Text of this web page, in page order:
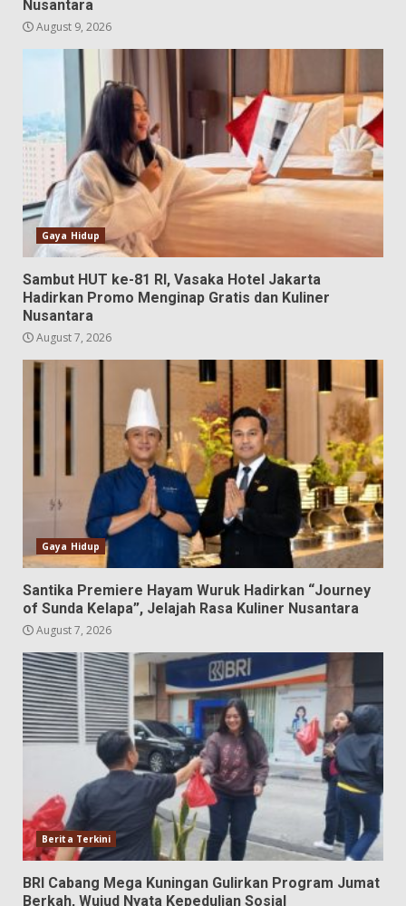
Nusantara
August 9, 2026
Gaya Hidup
Sambut HUT ke-81 RI, Vasaka Hotel Jakarta
Hadirkan Promo Menginap Gratis dan Kuliner
Nusantara
August 7, 2026
Gaya Hidup
Santika Premiere Hayam Wuruk Hadirkan “Journey
of Sunda Kelapa”, Jelajah Rasa Kuliner Nusantara
August 7, 2026
Berita Terkini
BRI Cabang Mega Kuningan Gulirkan Program Jumat
Berkah, Wujud Nyata Kepedulian Sosial